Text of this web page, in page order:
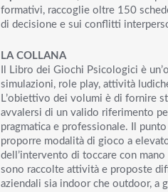
formativi, raccoglie oltre 150
di decisione e sui conflitti
LA COLLANA
Il Libro dei Giochi Psicologici è
simulazioni, role play, attività
L’obiettivo dei volumi è di fornire
avvalersi di un valido riferimento
pragmatica e professionale. Il
proporre modalità di gioco a
dell’intervento di toccare con
sono raccolte attività e proposte
aziendali sia indoor che outdoor, a